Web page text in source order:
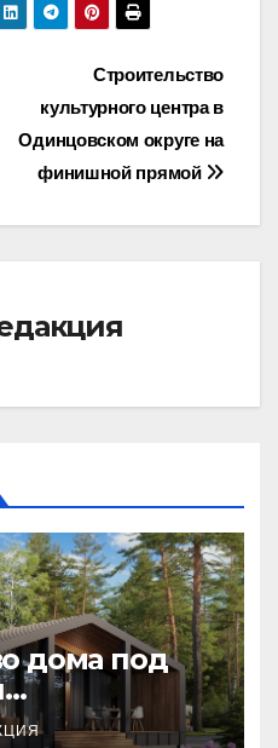
Строительство
культурного центра в
Одинцовском округе на
финишной прямой
дома под
бюджета